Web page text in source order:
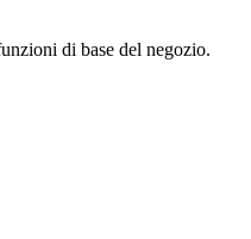
di base del negozio.